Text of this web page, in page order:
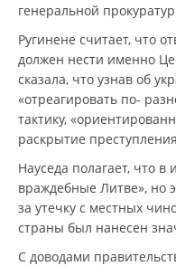
генеральной
Ругинене считает, что
должен нести именно
сказала, что узнав об
«отреагировать по-
тактику,
раскрытие
Науседа полагает, что
враждебные Литве», но
за утечку с местных
страны был нанесен
С доводами